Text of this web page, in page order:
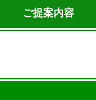
ご提案内容